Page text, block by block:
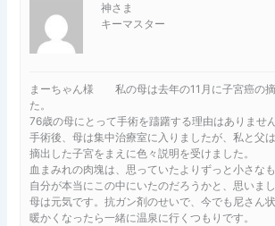
神さま
キーマスター
まーちゃん様 私の母は去年の11月に子宮癌の摘
た。
76歳の母にとって手術を躊躇する理由はありませ
手術後、母は集中治療室に入りましたが、私と父は
摘出した子宮をまえに色々説明を受けました。
血まみれの肉塊は、思っていたよりずっと小さなも
自分が本当にこの中にいたのだろうかと、思いまし
母は元気です。抗ガン剤のせいで、今でも尼さん状
暖かくなったら一緒に温泉に行くつもりです。